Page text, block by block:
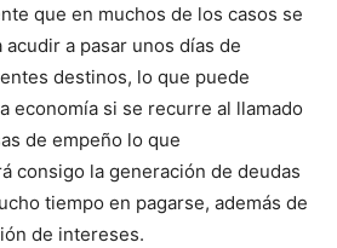
que en muchos de los casos se
a pasar unos días de
destinos, lo que puede
economía si se recurre al llamado
de empeño lo que
consigo la generación de deudas
tiempo en pagarse, además de
de intereses.